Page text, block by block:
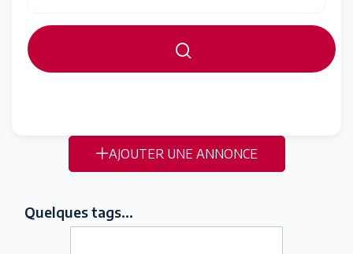
AJOUTER UNE ANNONCE
Quelques tags...